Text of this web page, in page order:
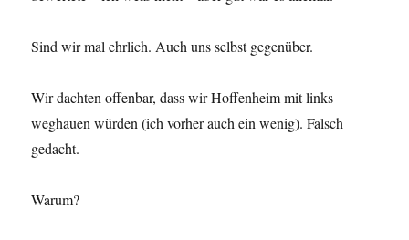
Sind wir mal ehrlich. Auch uns selbst gegenüber.
Wir dachten offenbar, dass wir Hoffenheim mit links
weghauen würden (ich vorher auch ein wenig). Falsch
gedacht.
Warum?